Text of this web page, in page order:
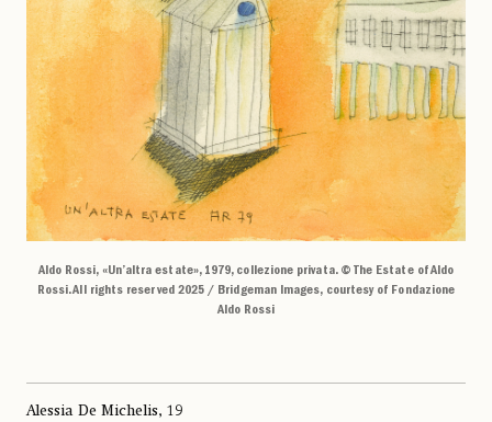
Aldo Rossi, «Un’altra estate», 1979, collezione privata. © The Estate of Aldo
Rossi. All rights reserved 2025 / Bridgeman Images, courtesy of Fondazione
Aldo Rossi
Alessia De Michelis, 19